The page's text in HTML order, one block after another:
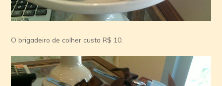
O brigadeiro de colher custa R$ 10.